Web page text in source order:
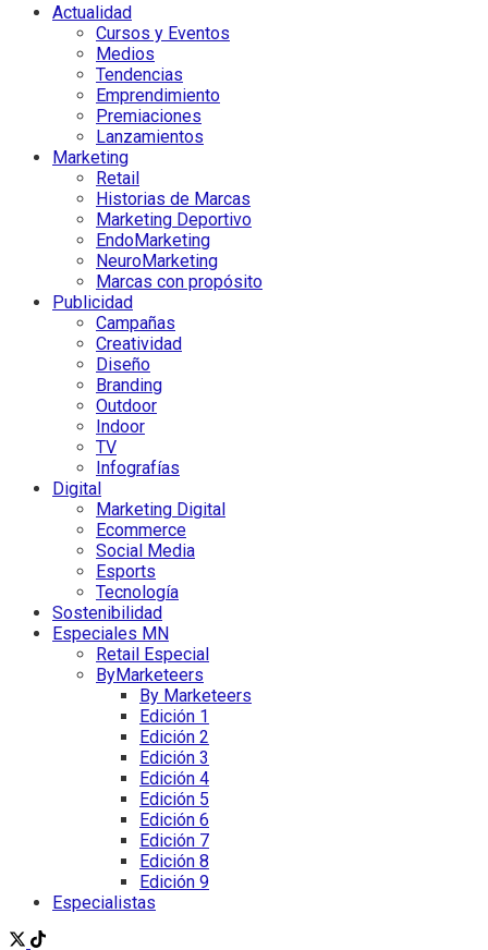
Actualidad
Cursos y Eventos
Medios
Tendencias
Emprendimiento
Premiaciones
Lanzamientos
Marketing
Retail
Historias de Marcas
Marketing Deportivo
EndoMarketing
NeuroMarketing
Marcas con propósito
Publicidad
Campañas
Creatividad
Diseño
Branding
Outdoor
Indoor
TV
Infografías
Digital
Marketing Digital
Ecommerce
Social Media
Esports
Tecnología
Sostenibilidad
Especiales MN
Retail Especial
ByMarketeers
By Marketeers
Edición 1
Edición 2
Edición 3
Edición 4
Edición 5
Edición 6
Edición 7
Edición 8
Edición 9
Especialistas